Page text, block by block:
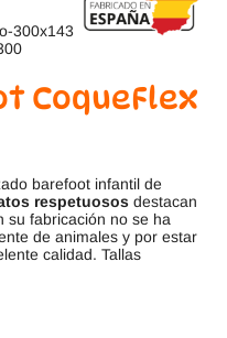
CoqueFlex
barefoot infantil de
respetuosos destacan
su fabricación no se ha
de animales y por estar
calidad. Tallas